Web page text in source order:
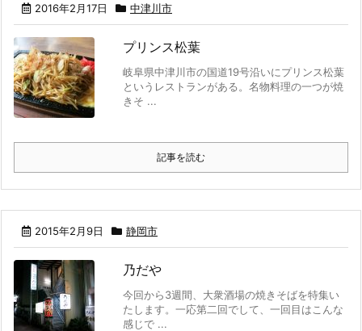
2016年2月17日 中津川市
プリンス松葉
岐阜県中津川市の国道19号沿いにプリンス松葉
というレストランがある。名物料理の一つが焼
きそ ...
記事を読む
2015年2月9日 静岡市
乃だや
今回から3週間、大衆酒場の焼きそばを特集い
たします。一応第二回でして、一回目はこんな
感じで ...